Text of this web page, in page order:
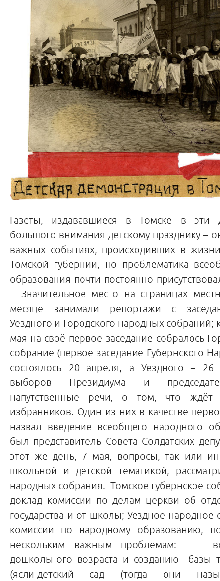
Газеты, издававшиеся в Томске в эти
большого внимания детскому празднику –
важных событиях, происходивших в
Томской губернии, но проблематика
образования почти постоянно
Значительное место на страницах
месяце занимали репортажи с
Уездного и Городского народных собраний;
мая на своё первое заседание собралось
собрание (первое заседание Губернского
состоялось 20 апреля, а Уездного –
выборов Президиума и
напутственные речи, о том, что
избранников. Один из них в качестве
назвал введение всеобщего народного
был представитель Совета Солдатских
этот же день, 7 мая, вопросы, так или
школьной и детской тематикой,
народных собрания. Томское губернское
доклад комиссии по делам церкви об
государства и от школы; Уездное народное
комиссии по народному образованию,
нескольким важным проблемам:
дошкольного возраста и созданию базы
(ясли-детский сад (тогда они